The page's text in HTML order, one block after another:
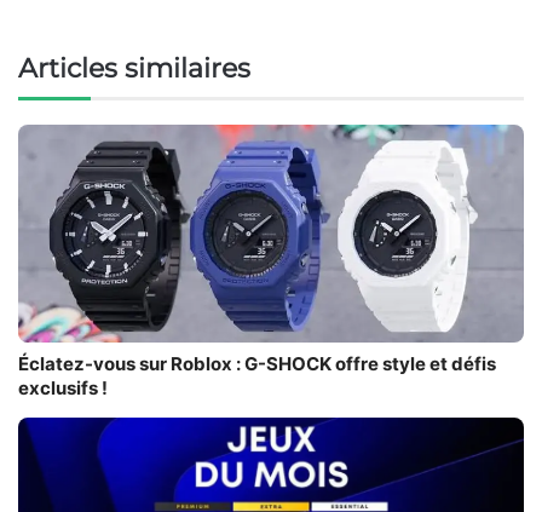
Articles similaires
Éclatez-vous sur Roblox : G-SHOCK offre style et défis
exclusifs !